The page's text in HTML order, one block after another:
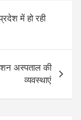
में हो रही
अस्पताल की
व्यवस्थाएं